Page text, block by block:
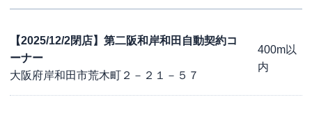
【2025/12/2閉店】第二阪和岸和田自動契約コ
ーナー
大阪府岸和田市荒木町２－２１－５７
400m以
内